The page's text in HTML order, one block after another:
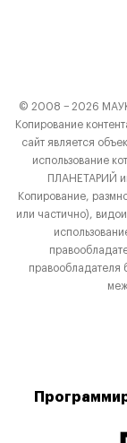
© 2008 − 2026 МАУК
Копирование
сайт является
использование
ПЛАНЕТАРИЙ
Копирование,
или частично),
правообладателя